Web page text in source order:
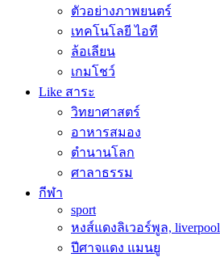
ตัวอย่างภาพยนตร์
เทคโนโลยี ไอที
ล้อเลียน
เกมโชว์
Like สาระ
วิทยาศาสตร์
อาหารสมอง
ตำนานโลก
ศาลาธรรม
กีฬา
sport
หงส์แดงลิเวอร์พูล, liverpool
ปีศาจแดง แมนยู